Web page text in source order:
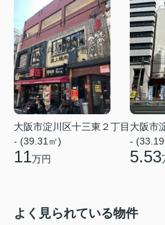
大阪市淀川区十三東２丁目
- (39.31㎡)
11万円
大阪市
-
5.53
よく見られている物件